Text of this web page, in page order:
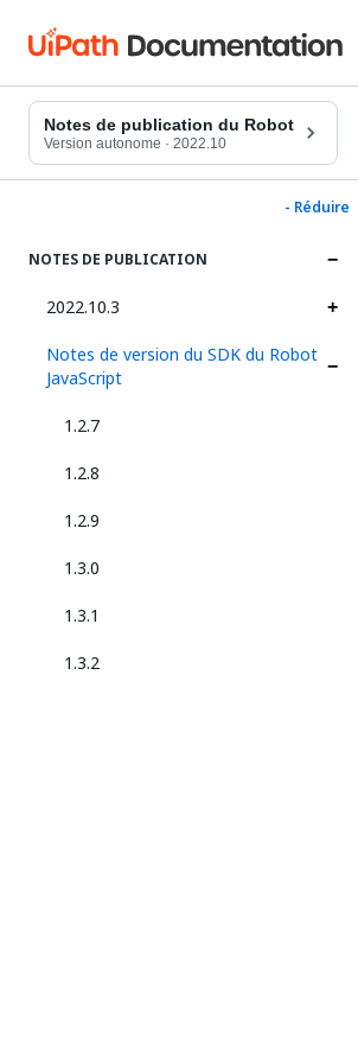
Notes de publication du Robot
Version autonome · 2022.10
- Réduire
NOTES DE PUBLICATION
2022.10.3
Notes de version du SDK du Robot
JavaScript
1.2.7
1.2.8
1.2.9
1.3.0
1.3.1
1.3.2